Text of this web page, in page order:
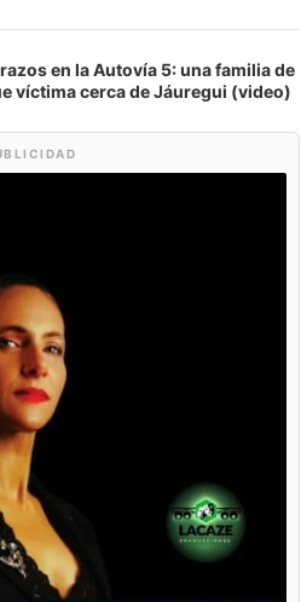
en la Autovía 5: una familia de
víctima cerca de Jáuregui (video)